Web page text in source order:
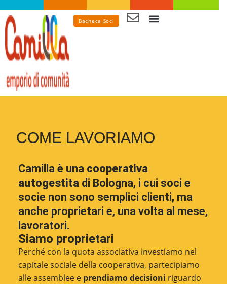
Bacheca Soci
COME LAVORIAMO
Camilla è una cooperativa
autogestita di Bologna, i cui soci e
socie non sono semplici clienti, ma
anche proprietari e, una volta al mese,
lavoratori.
Siamo proprietari
Perché con la quota associativa investiamo nel
capitale sociale della cooperativa, partecipiamo
alle assemblee e prendiamo decisioni riguardo